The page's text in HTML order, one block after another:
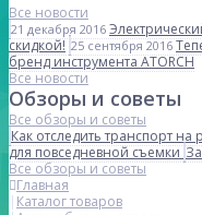
Все новости
21 декабря 2016
скидкой! 25 сентября 2016
бренд инструмента ATORCH
Все новости
Обзоры и советы
Все обзоры и советы
Как отследить транспорт на
для повседневной съемки
Все обзоры и советы
Главная
Каталог товаров